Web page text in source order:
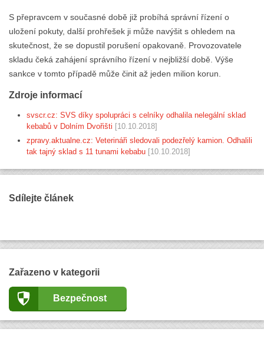
S přepravcem v současné době již probíhá správní řízení o
uložení pokuty, další prohřešek ji může navýšit s ohledem na
skutečnost, že se dopustil porušení opakovaně. Provozovatele
skladu čeká zahájení správního řízení v nejbližší době. Výše
sankce v tomto případě může činit až jeden milion korun.
Zdroje informací
svscr.cz: SVS díky spolupráci s celníky odhalila nelegální sklad
kebabů v Dolním Dvořišti [10.10.2018]
zpravy.aktualne.cz: Veterináři sledovali podezřelý kamion. Odhalili
tak tajný sklad s 11 tunami kebabu [10.10.2018]
Sdílejte článek
Zařazeno v kategorii
Bezpečnost